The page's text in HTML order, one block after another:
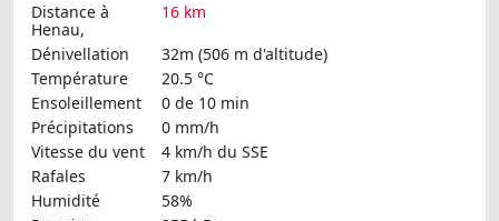
Distance à
Henau,
16 km
Dénivellation
32m (506 m d'altitude)
Température
20.5 °C
Ensoleillement
0 de 10 min
Précipitations
0 mm/h
Vitesse du vent
4 km/h du SSE
Rafales
7 km/h
Humidité
58%